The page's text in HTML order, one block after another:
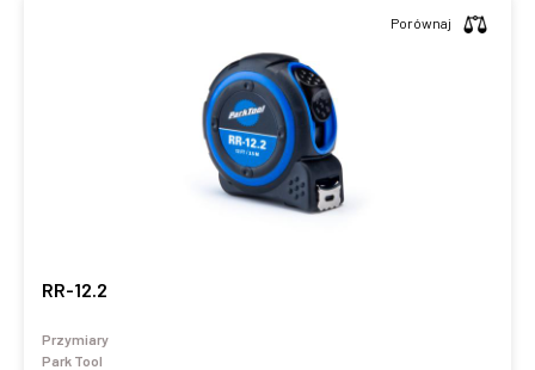
RR-12.2
Przymiary
Park Tool
Porównaj